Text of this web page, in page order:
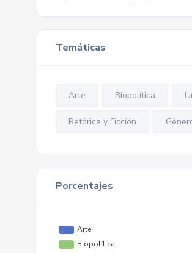
Temáticas
Arte Biopolítica
Retórica y Ficción
Porcentajes